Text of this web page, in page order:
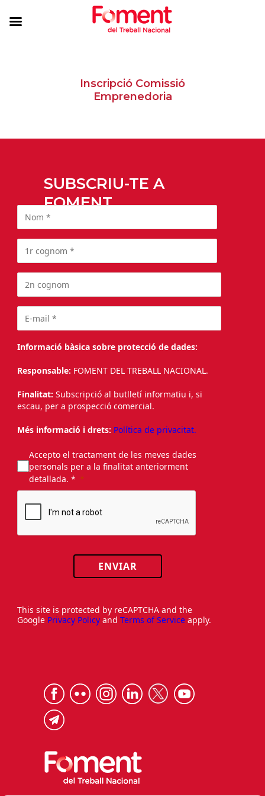
Inscripció Comissió
Emprenedoria
SUBSCRIU-TE A
FOMENT
Informació bàsica sobre protecció de dades:
Responsable: FOMENT DEL TREBALL NACIONAL.
Finalitat: Subscripció al butlletí informatiu i, si
escau, per a prospecció comercial.
Més informació i drets: Política de privacitat.
Accepto el tractament de les meves dades
personals per a la finalitat anteriorment
detallada. *
ENVIAR
This site is protected by reCAPTCHA and the
Google Privacy Policy and Terms of Service apply.